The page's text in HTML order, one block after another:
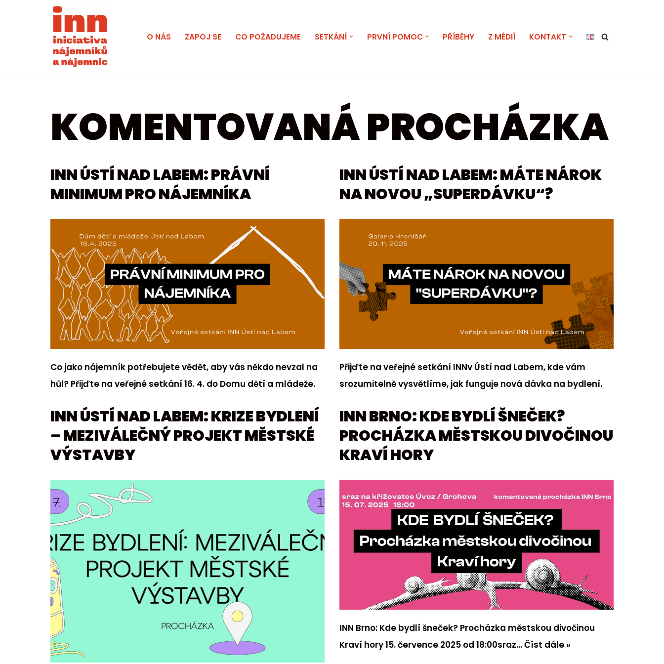
O NÁS ZAPOJ SE CO POŽADUJEME SETKÁNÍ PRVNÍ POMOC PŘÍBĚHY Z MÉDIÍ KONTAKT
KOMENTOVANÁ PROCHÁZKA
INN ÚSTÍ NAD LABEM: PRÁVNÍ
MINIMUM PRO NÁJEMNÍKA
Co jako nájemník potřebujete vědět, aby vás někdo nevzal na
hůl? Přijďte na veřejné setkání 16. 4. do Domu dětí a mládeže.
INN ÚSTÍ NAD LABEM: MÁTE NÁROK
NA NOVOU „SUPERDÁVKU“?
Přijďte na veřejné setkání INNv Ústí nad Labem, kde vám
srozumitelně vysvětlíme, jak funguje nová dávka na bydlení.
INN ÚSTÍ NAD LABEM: KRIZE BYDLENÍ
– MEZIVÁLEČNÝ PROJEKT MĚSTSKÉ
VÝSTAVBY
INN BRNO: KDE BYDLÍ ŠNEČEK?
PROCHÁZKA MĚSTSKOU DIVOČINOU
KRAVÍ HORY
INN Brno: Kde bydlí šneček? Procházka městskou divočinou
Kraví hory 15. července 2025 od 18:00sraz…Číst dále »